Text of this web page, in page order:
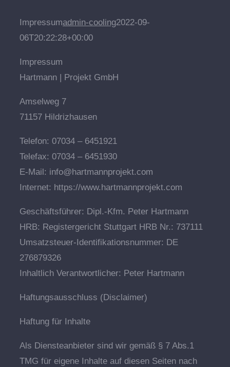
Impressumadmin-cooling2022-09-
06T20:22:28+00:00
Impressum
Hartmann | Projekt GmbH
Amselweg 7
71157 Hildrizhausen
Telefon: 07034 – 6451921
Telefax: 07034 – 6451930
E-Mail: info@hartmannprojekt.com
Internet: https://www.hartmannprojekt.com
Geschäftsführer: Dipl.-Kfm. Peter Hartmann
HRB: Registergericht Stuttgart HRB Nr.: 737111
Umsatzsteuer-Identifikationsnummer: DE
276879326
Inhaltlich Verantwortlicher: Peter Hartmann
Haftungsausschluss (Disclaimer)
Haftung für Inhalte
Als Diensteanbieter sind wir gemäß § 7 Abs.1
TMG für eigene Inhalte auf diesen Seiten nach